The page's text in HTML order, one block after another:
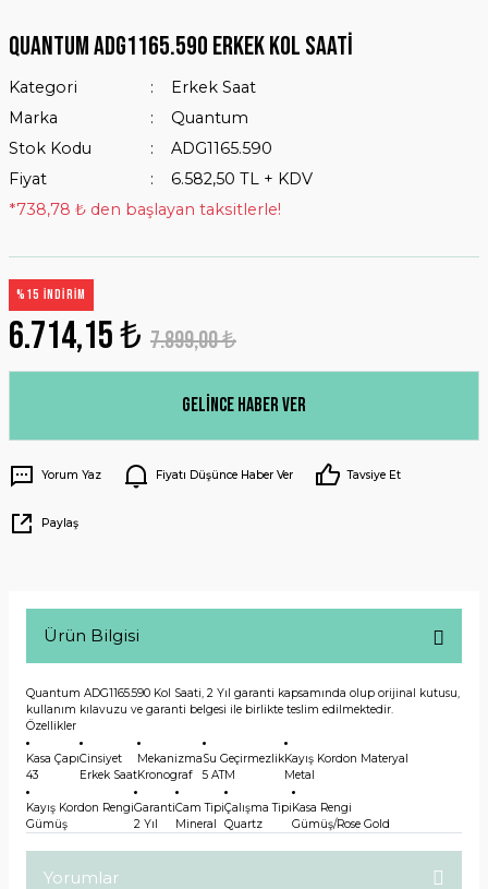
Quantum ADG1165.590 Erkek Kol Saati
Kategori
Erkek Saat
Marka
Quantum
Stok Kodu
ADG1165.590
Fiyat
6.582,50 TL + KDV
*738,78 ₺ den başlayan taksitlerle!
%15 İNDİRİM
6.714,15 ₺ 7.899,00 ₺
Gelince Haber Ver
Yorum Yaz Fiyatı Düşünce Haber Ver Tavsiye Et
Paylaş
Ürün Bilgisi
Quantum ADG1165.590 Kol Saati, 2 Yıl garanti kapsamında olup orijinal kutusu,
kullanım kılavuzu ve garanti belgesi ile birlikte teslim edilmektedir.
Özellikler
Kasa Çapı
43
Cinsiyet
Erkek Saat
Mekanizma
Kronograf
Su Geçirmezlik
5 ATM
Kayış Kordon Materyal
Metal
Kayış Kordon Rengi
Gümüş
Garanti
2 Yıl
Cam Tipi
Mineral
Çalışma Tipi
Quartz
Kasa Rengi
Gümüş/Rose Gold
Yorumlar